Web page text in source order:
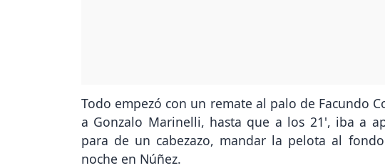
Todo empezó con un remate al palo de Facundo
a Gonzalo Marinelli, hasta que a los 21', iba a
para de un cabezazo, mandar la pelota al
noche en Núñez.